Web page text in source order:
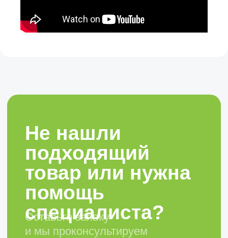
Металлорежущие станки
Компания
Наши преимущества
Реквизиты и контакты
+7 (831) 435-12-64
info@clevertechno.ru